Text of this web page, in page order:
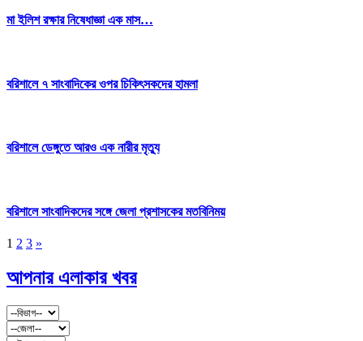
মা ইলিশ রক্ষার নিষেধাজ্ঞা এক মাস…
বরিশালে ৭ সাংবাদিকের ওপর চিকিৎসকদের হামলা
বরিশালে ডেঙ্গুতে আরও এক নারীর মৃত্যু
বরিশালে সাংবাদিকদের সঙ্গে জেলা প্রশাসকের মতবিনিময়
1 2 3 »
আপনার এলাকার খবর